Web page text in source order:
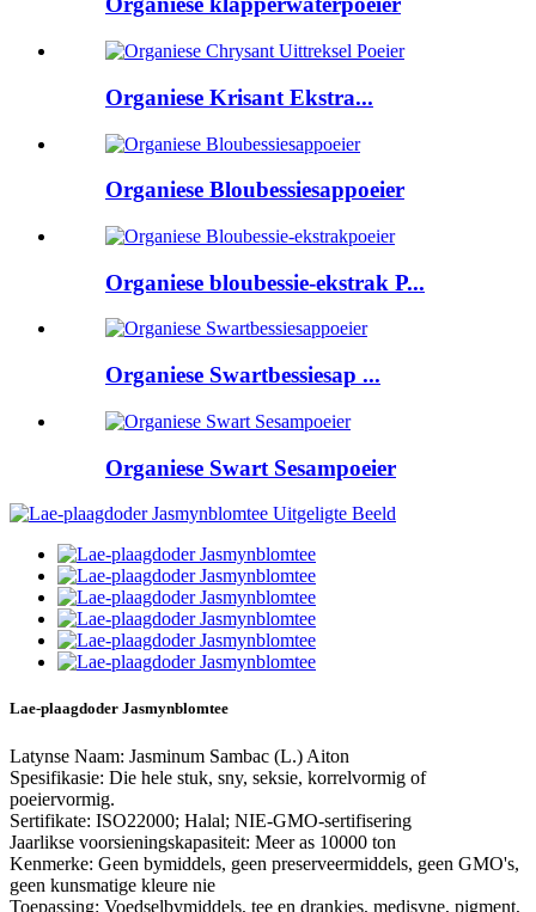
Organiese Krisant Ekstra...
Organiese Bloubessiesappoeier
Organiese bloubessie-ekstrak P...
Organiese Swartbessiesap ...
Organiese Swart Sesampoeier
Lae-plaagdoder Jasmynblomtee
Latynse Naam: Jasminum Sambac (L.) Aiton
Spesifikasie: Die hele stuk, sny, seksie, korrelvormig of
poeiervormig.
Sertifikate: ISO22000; Halal; NIE-GMO-sertifisering
Jaarlikse voorsieningskapasiteit: Meer as 10000 ton
Kenmerke: Geen bymiddels, geen preserveermiddels, geen GMO's,
geen kunsmatige kleure nie
Toepassing: Voedselbymiddels, tee en drankies, medisyne, pigment,